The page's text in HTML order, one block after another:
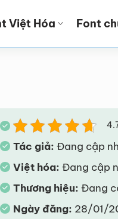
Việt Hóa Font
Tác giả: Đang cập
Việt hóa: Đang cập
Thương hiệu: Đang
Ngày đăng: 28/01/